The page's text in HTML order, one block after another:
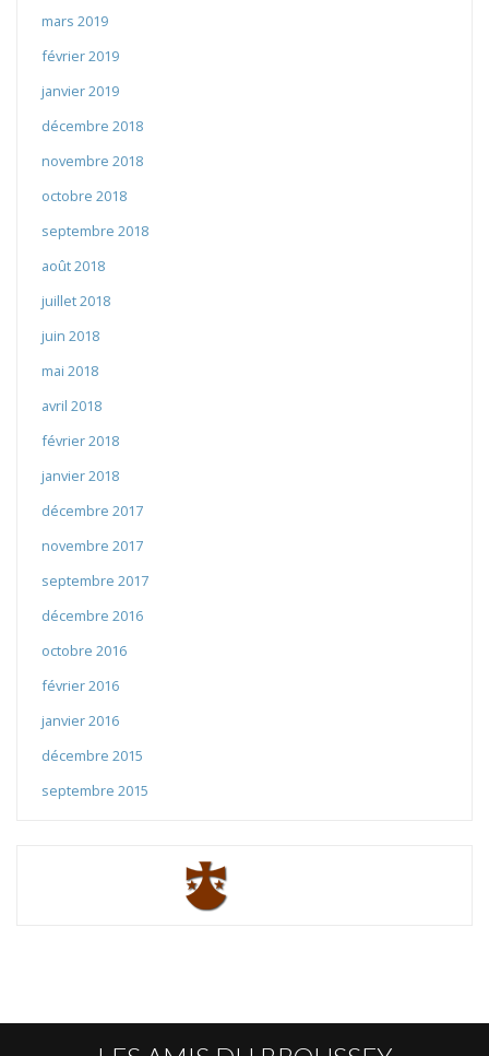
mars 2019
février 2019
janvier 2019
décembre 2018
novembre 2018
octobre 2018
septembre 2018
août 2018
juillet 2018
juin 2018
mai 2018
avril 2018
février 2018
janvier 2018
décembre 2017
novembre 2017
septembre 2017
décembre 2016
octobre 2016
février 2016
janvier 2016
décembre 2015
septembre 2015